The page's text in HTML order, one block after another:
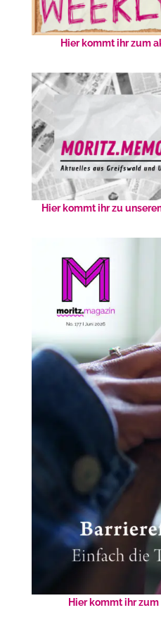
Hier kommt ihr zum
Hier kommt ihr zu
Hier kommt ihr